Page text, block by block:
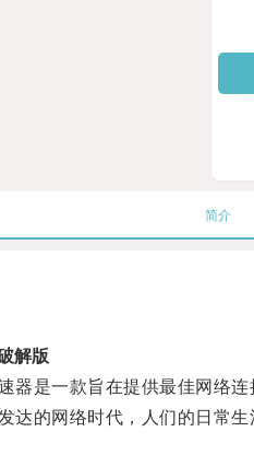
简介
解版
是一款旨在提供最佳网络连
的网络时代，人们的日常生